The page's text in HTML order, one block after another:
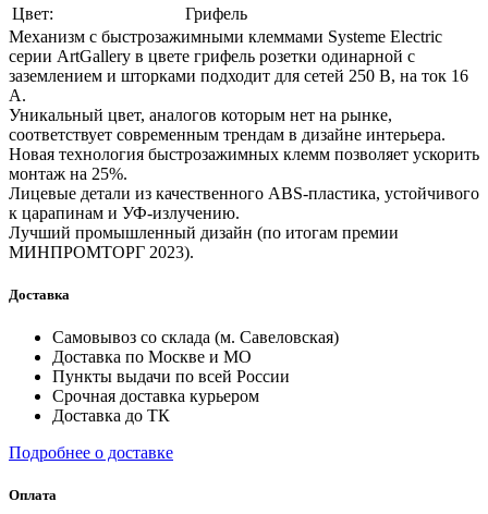
Цвет:
Грифель
Механизм с быстрозажимными клеммами Systeme Electric
серии ArtGallery в цвете грифель розетки одинарной с
заземлением и шторками подходит для сетей 250 В, на ток 16
А.
Уникальный цвет, аналогов которым нет на рынке,
соответствует современным трендам в дизайне интерьера.
Новая технология быстрозажимных клемм позволяет ускорить
монтаж на 25%.
Лицевые детали из качественного ABS-пластика, устойчивого
к царапинам и УФ-излучению.
Лучший промышленный дизайн (по итогам премии
МИНПРОМТОРГ 2023).
Доставка
Самовывоз со склада (м. Савеловская)
Доставка по Москве и МО
Пункты выдачи по всей России
Срочная доставка курьером
Доставка до ТК
Подробнее о доставке
Оплата